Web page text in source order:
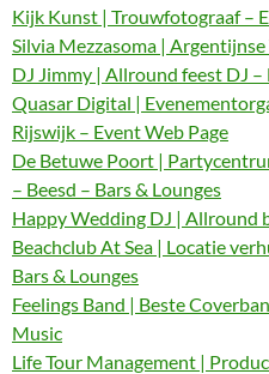
Kijk Kunst | Trouwfotograaf –
Silvia Mezzasoma |
DJ Jimmy | Allround feest DJ –
Quasar Digital |
Rijswijk – Event Web Page
De Betuwe Poort |
– Beesd – Bars & Lounges
Happy Wedding DJ | Allround
Beachclub At Sea | Locatie
Bars & Lounges
Feelings Band | Beste
Music
Life Tour Management |